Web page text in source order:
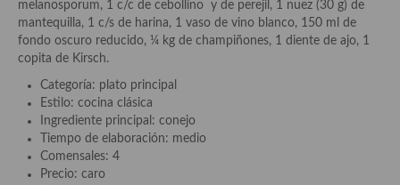
Bocadillos, hamburguesas, sándwich, emparedados, tostas y
demás
Entrantes y primeros platos
Ensaladas
Entrantes
Gazpachos, salmorejos, sopas y cremas frías
melanosporum, 1 c/c de cebollino y de perejil, 1 nuez (30 g) de
mantequilla, 1 c/s de harina, 1 vaso de vino blanco, 150 ml de
fondo oscuro reducido, ¼ kg de champiñones, 1 diente de ajo, 1
copita de Kirsch.
Categoría: plato principal
Estilo: cocina clásica
Ingrediente principal: conejo
Tiempo de elaboración: medio
Comensales: 4
Precio: caro